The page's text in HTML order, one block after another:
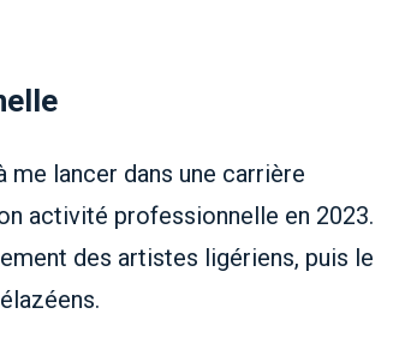
me lancer dans une carrière
activité professionnelle en 2023.
des artistes ligériens, puis le